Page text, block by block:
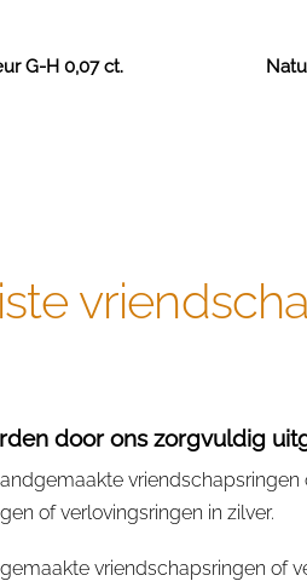
G-H 0,07 ct.
door ons zorgvuldig
of verlovingsringen in zilver.
vriendschapsringen of